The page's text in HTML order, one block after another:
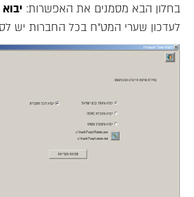
בחלון הבא מסמנים את האפשרות:
לעדכון שערי המט"ח בכל החברות יש